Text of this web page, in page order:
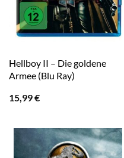
Hellboy II – Die goldene
Armee (Blu Ray)
15,99€